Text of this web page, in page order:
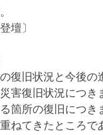
壇〕
復旧状況と今後の
害復旧状況につき
箇所の復旧につ
ねてきたところ